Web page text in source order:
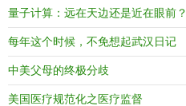
量子计算：远在天边还是近在眼前？
每年这个时候，不免想起武汉日记
中美父母的终极分歧
美国医疗规范化之医疗监督